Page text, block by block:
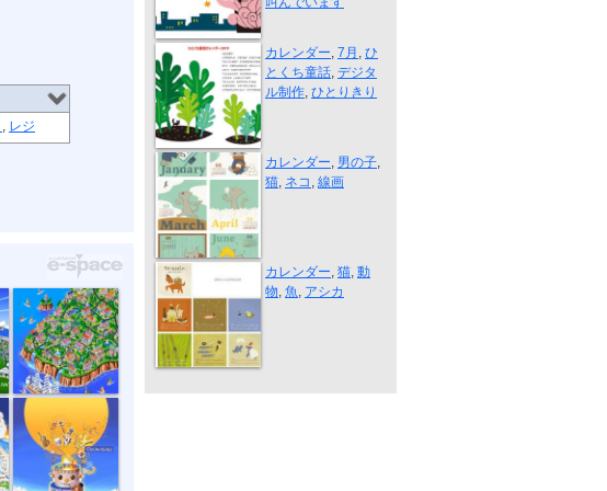
, レジ
楽天市場の風...
パイプおじさん
ひとりきり
カレンダー, 7月 , ひ
とくち童話, デジタ
ル制作, ひとりきり
卓上カレンダ...
カレンダー, 男の子,
猫, ネコ , 線画
Calendar 200...
カレンダー, 猫, 動
物, 魚, アシカ